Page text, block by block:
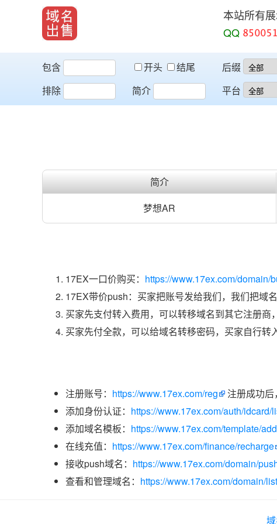
本站所有
QQ
包含 开头
结尾
排除
简介
后缀
平台
简介
梦想AR
17EX一口价购买： https://www.17ex.com/domain/
17EX带价push：买家把账号发给我们，我们把域
买家先支付转入费用，可以转移域名到其它注册商
买家先付全款，可以给域名转移密码，买家自行转
注册账号： https://www.17ex.com/reg
注册成功后
添加身份认证： https://www.17ex.com/auth/idcard/
添加域名模板： https://www.17ex.com/template/add
在线充值： https://www.17ex.com/finance/recharge
接收push域名： https://www.17ex.com/domain/
查看和管理域名： https://www.17ex.com/domain/list